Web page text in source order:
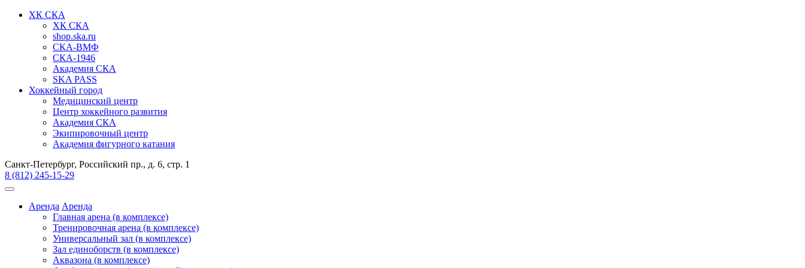
ХК СКА
ХК СКА
shop.ska.ru
СКА-ВМФ
СКА-1946
Академия СКА
SKA PASS
Хоккейный город
Медицинский центр
Центр хоккейного развития
Академия СКА
Экипировочный центр
Академия фигурного катания
Санкт-Петербург, Российский пр., д. 6, стр. 1
8 (812) 245-15-29
Аренда Аренда
Главная арена (в комплексе)
Тренировочная арена (в комплексе)
Универсальный зал (в комплексе)
Зал единоборств (в комплексе)
Аквазона (в комплексе)